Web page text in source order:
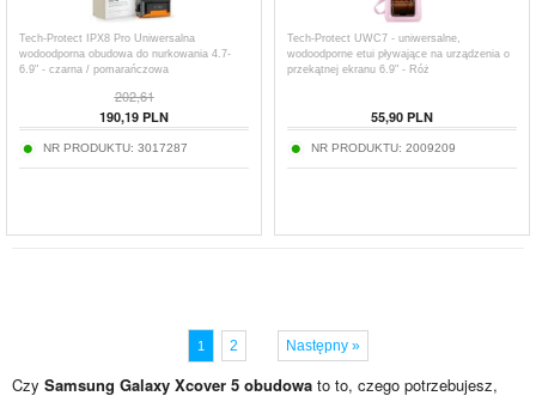
Tech-Protect IPX8 Pro Uniwersalna
wodoodporna obudowa do nurkowania 4.7-
6.9" - czarna / pomarańczowa
202,61
190,19 PLN
NR PRODUKTU: 3017287
Tech-Protect UWC7 - uniwersalne,
wodoodporne etui pływające na urządzenia o
przekątnej ekranu 6.9" - Róż
55,90 PLN
NR PRODUKTU: 2009209
1 2 Następny »
Czy Samsung Galaxy Xcover 5 obudowa to to, czego potrzebujesz,